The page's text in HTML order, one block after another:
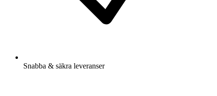
Snabba & säkra leveranser